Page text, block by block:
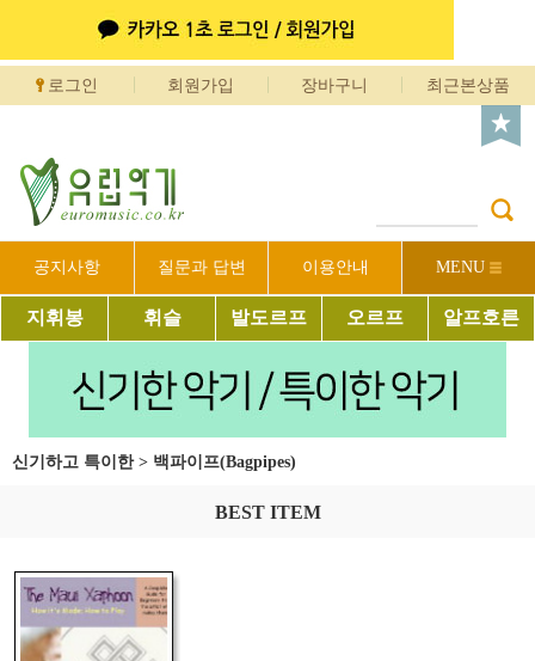
로그인 회원가입 장바구니 최근본상품
공지사항 질문과 답변 이용안내 MENU
지휘봉 휘슬 발도르프 오르프 알프호른
신기하고 특이한> 백파이프(Bagpipes)
BEST ITEM